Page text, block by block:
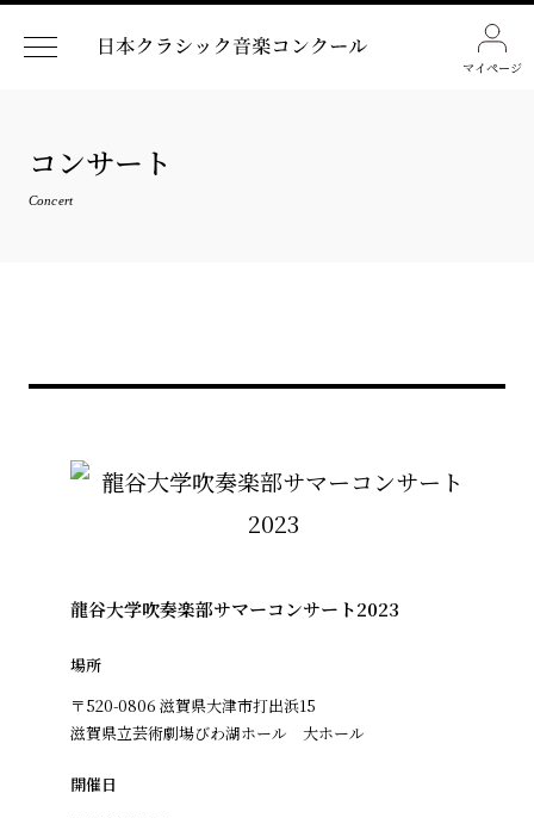
マイページ
コンサート
Concert
龍谷大学吹奏楽部サマーコンサート2023
場所
〒520-0806 滋賀県大津市打出浜15
滋賀県立芸術劇場びわ湖ホール 大ホール
開催日